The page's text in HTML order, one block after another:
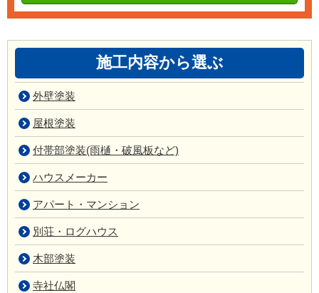
施工内容から選ぶ
外壁塗装
屋根塗装
付帯部塗装(雨樋・破風板など)
ハウスメーカー
アパート・マンション
別荘・ログハウス
木部塗装
寺社仏閣